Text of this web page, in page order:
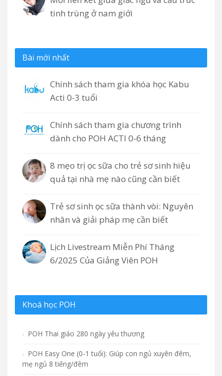
tinh trùng ở nam giới
Bài mới nhất
Chính sách tham gia khóa học Kabu
Acti 0-3 tuổi
Chính sách tham gia chương trình
dành cho POH ACTI 0-6 tháng
8 mẹo trị ọc sữa cho trẻ sơ sinh hiệu
quả tại nhà mẹ nào cũng cần biết
Trẻ sơ sinh ọc sữa thành vòi: Nguyên
nhân và giải pháp mẹ cần biết
Lịch Livestream Miễn Phí Tháng
6/2025 Của Giảng Viên POH
Khoá học POH
POH Thai giáo 280 ngày yêu thương
POH Easy One (0-1 tuổi): Giúp con ngủ xuyên đêm,
mẹ ngủ 8 tiếng/đêm